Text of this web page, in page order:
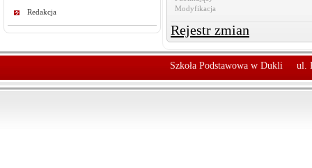
Redakcja
Modyfikacja
Rejestr zmian
Szkoła Podstawowa w Dukli ul.